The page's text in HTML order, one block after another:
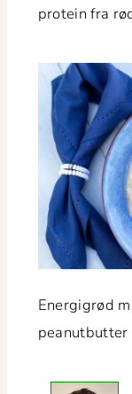
pro­tein fra
Energi­grød
peanut­but­ter